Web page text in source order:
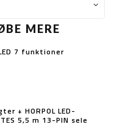
MERE
7 funktioner
+ HORPOL LED-
5,5 m 13-PIN sele